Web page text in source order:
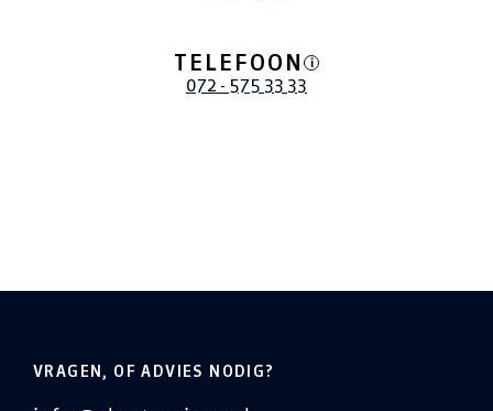
TELEFOON i
072 - 575 33 33
VRAGEN, OF ADVIES NODIG?